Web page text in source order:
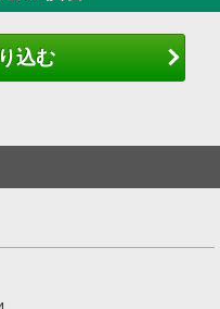
込む